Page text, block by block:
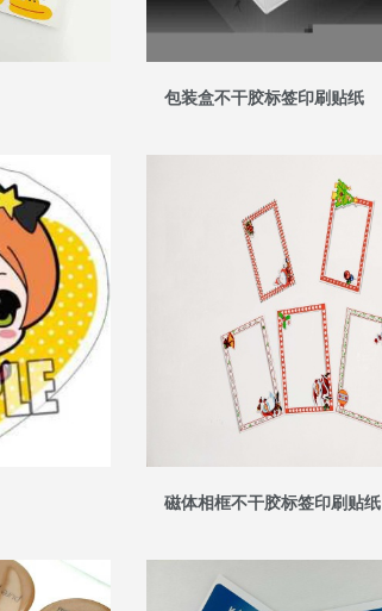
包装盒不干胶标签印刷贴纸
磁体相框不干胶标签印刷贴纸